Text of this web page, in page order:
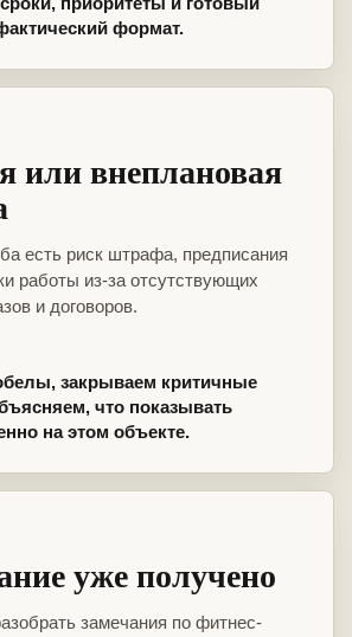
формат.
или внеплановая
есть риск штрафа, предписания
работы из-за отсутствующих
и договоров.
закрываем критичные
что показывать
на этом объекте.
уже получено
замечания по фитнес-